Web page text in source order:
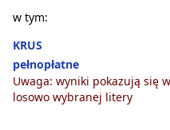
w tym:
KRUS
pełnopłatne
Uwaga: wyniki pokazują się
losowo wybranej litery